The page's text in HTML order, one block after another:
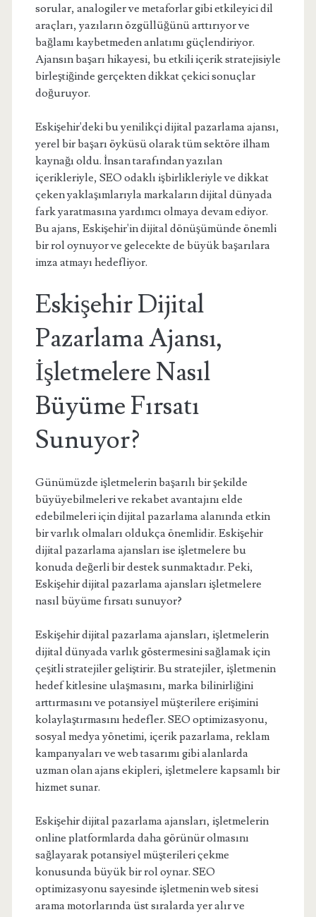
sorular, analogiler ve metaforlar gibi etkileyici dil
araçları, yazıların özgüllüğünü arttırıyor ve
bağlamı kaybetmeden anlatımı güçlendiriyor.
Ajansın başarı hikayesi, bu etkili içerik stratejisiyle
birleştiğinde gerçekten dikkat çekici sonuçlar
doğuruyor.
Eskişehir'deki bu yenilikçi dijital pazarlama ajansı,
yerel bir başarı öyküsü olarak tüm sektöre ilham
kaynağı oldu. İnsan tarafından yazılan
içerikleriyle, SEO odaklı işbirlikleriyle ve dikkat
çeken yaklaşımlarıyla markaların dijital dünyada
fark yaratmasına yardımcı olmaya devam ediyor.
Bu ajans, Eskişehir'in dijital dönüşümünde önemli
bir rol oynuyor ve gelecekte de büyük başarılara
imza atmayı hedefliyor.
Eskişehir Dijital
Pazarlama Ajansı,
İşletmelere Nasıl
Büyüme Fırsatı
Sunuyor?
Günümüzde işletmelerin başarılı bir şekilde
büyüyebilmeleri ve rekabet avantajını elde
edebilmeleri için dijital pazarlama alanında etkin
bir varlık olmaları oldukça önemlidir. Eskişehir
dijital pazarlama ajansları ise işletmelere bu
konuda değerli bir destek sunmaktadır. Peki,
Eskişehir dijital pazarlama ajansları işletmelere
nasıl büyüme fırsatı sunuyor?
Eskişehir dijital pazarlama ajansları, işletmelerin
dijital dünyada varlık göstermesini sağlamak için
çeşitli stratejiler geliştirir. Bu stratejiler, işletmenin
hedef kitlesine ulaşmasını, marka bilinirliğini
arttırmasını ve potansiyel müşterilere erişimini
kolaylaştırmasını hedefler. SEO optimizasyonu,
sosyal medya yönetimi, içerik pazarlama, reklam
kampanyaları ve web tasarımı gibi alanlarda
uzman olan ajans ekipleri, işletmelere kapsamlı bir
hizmet sunar.
Eskişehir dijital pazarlama ajansları, işletmelerin
online platformlarda daha görünür olmasını
sağlayarak potansiyel müşterileri çekme
konusunda büyük bir rol oynar. SEO
optimizasyonu sayesinde işletmenin web sitesi
arama motorlarında üst sıralarda yer alır ve